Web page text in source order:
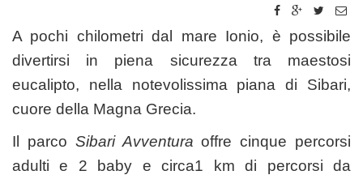
A pochi chilometri dal mare Ionio, è possibile
divertirsi in piena sicurezza tra maestosi
eucalipto, nella notevolissima piana di Sibari,
cuore della Magna Grecia.
Il parco Sibari Avventura offre cinque percorsi
adulti e 2 baby e circa1 km di percorsi da